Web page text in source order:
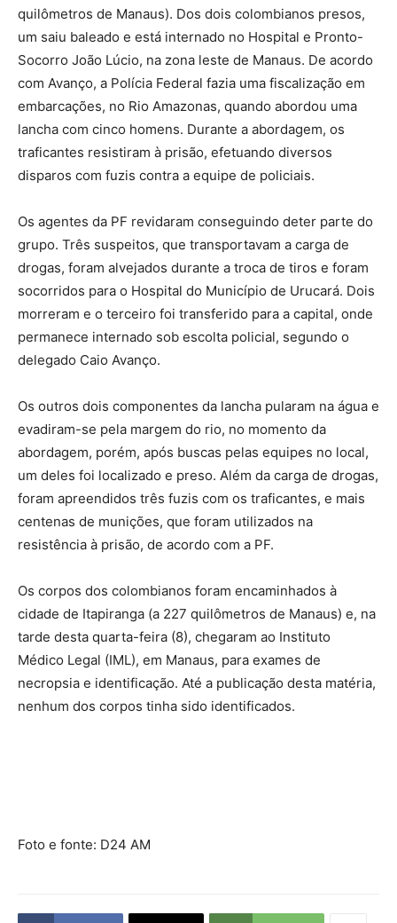
quilômetros de Manaus). Dos dois colombianos presos,
um saiu baleado e está internado no Hospital e Pronto-
Socorro João Lúcio, na zona leste de Manaus. De acordo
com Avanço, a Polícia Federal fazia uma fiscalização em
embarcações, no Rio Amazonas, quando abordou uma
lancha com cinco homens. Durante a abordagem, os
traficantes resistiram à prisão, efetuando diversos
disparos com fuzis contra a equipe de policiais.
Os agentes da PF revidaram conseguindo deter parte do
grupo. Três suspeitos, que transportavam a carga de
drogas, foram alvejados durante a troca de tiros e foram
socorridos para o Hospital do Município de Urucará. Dois
morreram e o terceiro foi transferido para a capital, onde
permanece internado sob escolta policial, segundo o
delegado Caio Avanço.
Os outros dois componentes da lancha pularam na água e
evadiram-se pela margem do rio, no momento da
abordagem, porém, após buscas pelas equipes no local,
um deles foi localizado e preso. Além da carga de drogas,
foram apreendidos três fuzis com os traficantes, e mais
centenas de munições, que foram utilizados na
resistência à prisão, de acordo com a PF.
Os corpos dos colombianos foram encaminhados à
cidade de Itapiranga (a 227 quilômetros de Manaus) e, na
tarde desta quarta-feira (8), chegaram ao Instituto
Médico Legal (IML), em Manaus, para exames de
necropsia e identificação. Até a publicação desta matéria,
nenhum dos corpos tinha sido identificados.
Foto e fonte: D24 AM